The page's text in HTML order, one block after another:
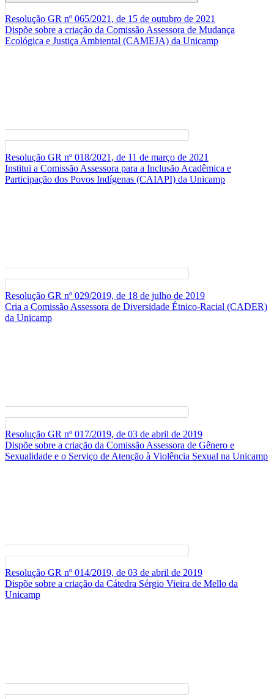
Buscar
Resolução GR nº 065/2021, de 15 de outubro de 2021
Dispõe sobre a criação da Comissão Assessora de Mudança
Ecológica e Justiça Ambiental (CAMEJA) da Unicamp
Resolução GR nº 018/2021, de 11 de março de 2021
Institui a Comissão Assessora para a Inclusão Acadêmica e
Participação dos Povos Indígenas (CAIAPI) da Unicamp
Resolução GR nº 029/2019, de 18 de julho de 2019
Cria a Comissão Assessora de Diversidade Étnico-Racial (CADER)
da Unicamp
Resolução GR nº 017/2019, de 03 de abril de 2019
Dispõe sobre a criação da Comissão Assessora de Gênero e
Sexualidade e o Serviço de Atenção à Violência Sexual na Unicamp
Resolução GR nº 014/2019, de 03 de abril de 2019
Dispõe sobre a criação da Cátedra Sérgio Vieira de Mello da
Unicamp